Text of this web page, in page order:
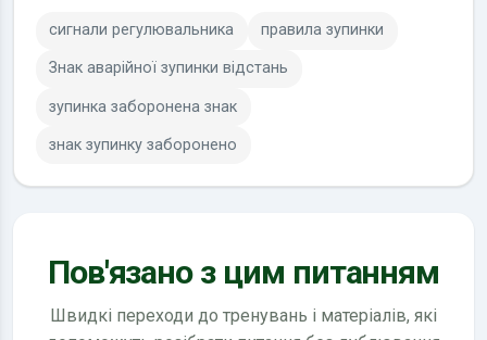
сигнали регулювальника правила зупинки
Знак аварійної зупинки відстань
зупинка заборонена знак
знак зупинку заборонено
Пов'язано з цим питанням
Швидкі переходи до тренувань і матеріалів, які